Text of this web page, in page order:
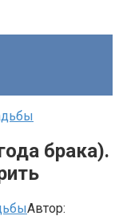
брака).
Автор: